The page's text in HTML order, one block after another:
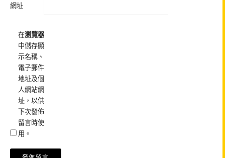
網址
在瀏覽器
中儲存顯
示名稱、
電子郵件
地址及個
人網站網
址，以供
下次發佈
留言時使
用。